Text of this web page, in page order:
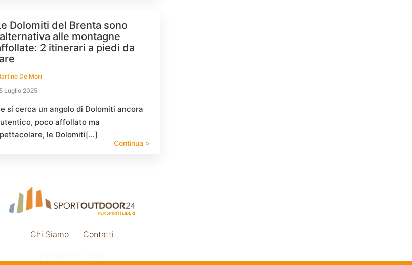
Dolomiti del Brenta sono
alle montagne
2 itinerari a piedi da
De Mori
Luglio 2025
si cerca un angolo di Dolomiti ancora
poco affollato ma
le Dolomiti[…]
Continua >
Chi Siamo Contatti